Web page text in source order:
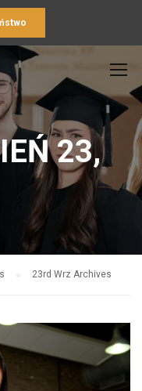
23,
23rd Wrz Archives